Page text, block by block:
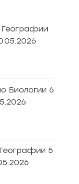
Биологии 6
5